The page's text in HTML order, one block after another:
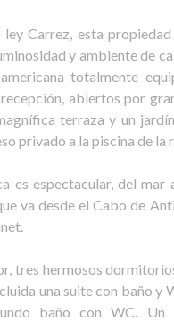
ley Carrez, esta
y ambiente de
totalmente
abiertos por
terraza y un
privado a la piscina de la
es espectacular, del mar
va desde el Cabo de
tres hermosos
una suite con baño y
baño con WC. Un